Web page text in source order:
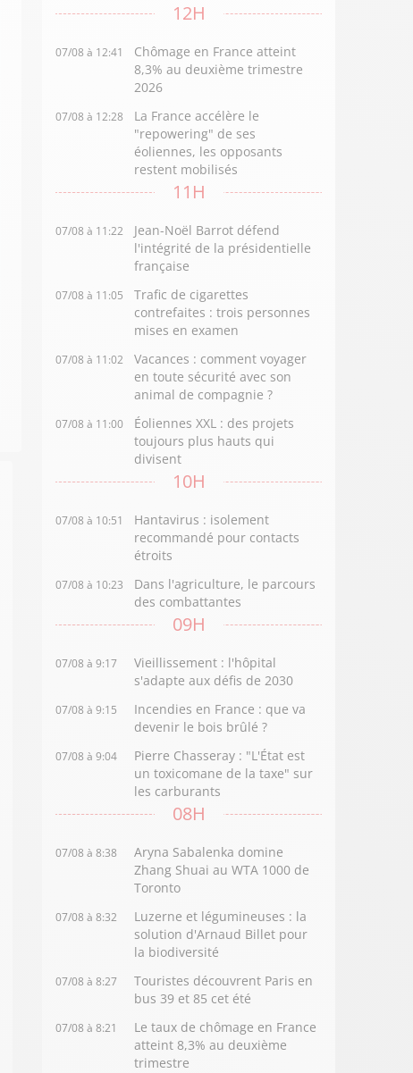
12H
07/08 à 12:41
Chômage en France atteint
8,3% au deuxième trimestre
2026
07/08 à 12:28
La France accélère le
"repowering" de ses
éoliennes, les opposants
restent mobilisés
11H
07/08 à 11:22
Jean-Noël Barrot défend
l'intégrité de la présidentielle
française
07/08 à 11:05
Trafic de cigarettes
contrefaites : trois personnes
mises en examen
07/08 à 11:02
Vacances : comment voyager
en toute sécurité avec son
animal de compagnie ?
07/08 à 11:00
Éoliennes XXL : des projets
toujours plus hauts qui
divisent
10H
07/08 à 10:51
Hantavirus : isolement
recommandé pour contacts
étroits
07/08 à 10:23
Dans l'agriculture, le parcours
des combattantes
09H
07/08 à 9:17
Vieillissement : l'hôpital
s'adapte aux défis de 2030
07/08 à 9:15
Incendies en France : que va
devenir le bois brûlé ?
07/08 à 9:04
Pierre Chasseray : "L'État est
un toxicomane de la taxe" sur
les carburants
08H
07/08 à 8:38
Aryna Sabalenka domine
Zhang Shuai au WTA 1000 de
Toronto
07/08 à 8:32
Luzerne et légumineuses : la
solution d'Arnaud Billet pour
la biodiversité
07/08 à 8:27
Touristes découvrent Paris en
bus 39 et 85 cet été
07/08 à 8:21
Le taux de chômage en France
atteint 8,3% au deuxième
trimestre